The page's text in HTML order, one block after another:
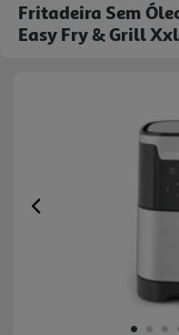
Fritadeira Sem
Easy Fry & Grill
Previous